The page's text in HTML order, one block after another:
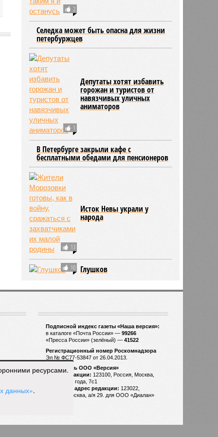
2
Селедка может быть опасна для жизни
петербуржцев
1
Депутаты хотят избавить
горожан и туристов от
навязчивых уличных
аниматоров
В Петербурге закрыли кафе с
бесплатными обедами для пенсионеров
13
Исток Невы украли у
народа
10 Глушков
ресурсами.
данных».